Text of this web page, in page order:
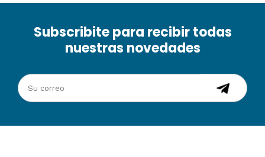
Subscribite para recibir todas
nuestras novedades